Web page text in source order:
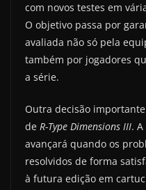
com novos testes em
O objetivo passa por
avaliada não só pela
também por jogadores
a série.
Outra decisão
de R-Type Dimensions III.
avançará quando os
resolvidos de forma
à futura edição em